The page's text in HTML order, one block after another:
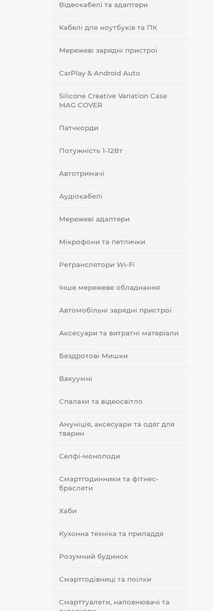
Відеокабелі та адаптери
Кабелі для ноутбуків та ПК
Мережеві зарядні пристрої
CarPlay & Android Auto
Silicone Creative Variation Case
MAG COVER
Патчкорди
Потужність 1-12Вт
Автотримачі
Аудіокабелі
Мережеві адаптери
Мікрофони та петлички
Ретранслятори Wi-Fi
Інше мережеве обладнання
Автомобільні зарядні пристрої
Аксесуари та витратні матеріали
Бездротові Мишки
Вакуумні
Спалахи та відеосвітло
Амуніція, аксесуари та одяг для
тварин
Селфi-моноподи
Смартгодинники та фітнес-
браслети
Хаби
Кухонна техніка та приладдя
Розумний будинок
Смартгодівниці та поілки
Смарттуалети, наповнювачі та